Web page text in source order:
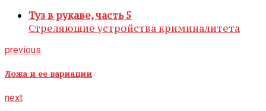
Туз в рукаве, часть 5
Стреляющие устройства криминалитета
previous
Ложа и ее вариации
next